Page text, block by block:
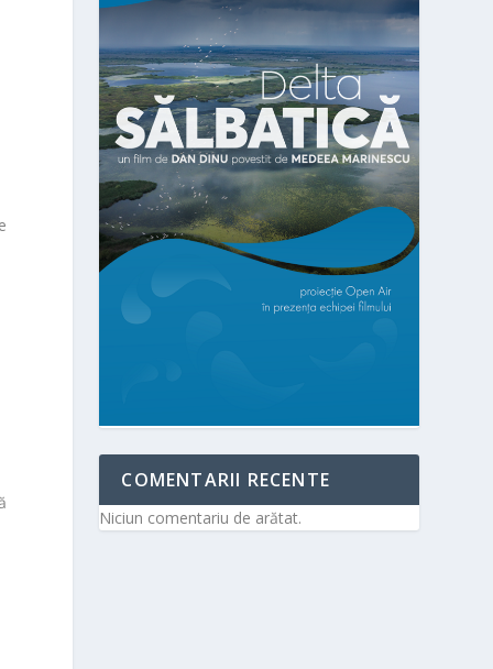
COMENTARII RECENTE
Niciun comentariu de arătat.